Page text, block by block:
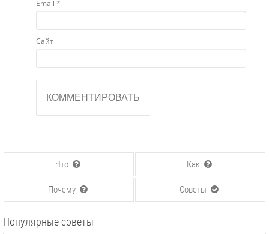
Email *
Сайт
Что Как
Почему Советы
Популярные советы